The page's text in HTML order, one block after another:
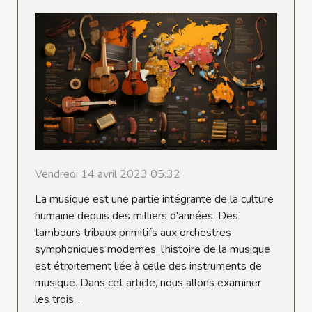
Vendredi 14 avril 2023 05:32
La musique est une partie intégrante de la culture
humaine depuis des milliers d'années. Des
tambours tribaux primitifs aux orchestres
symphoniques modernes, l'histoire de la musique
est étroitement liée à celle des instruments de
musique. Dans cet article, nous allons examiner
les trois...